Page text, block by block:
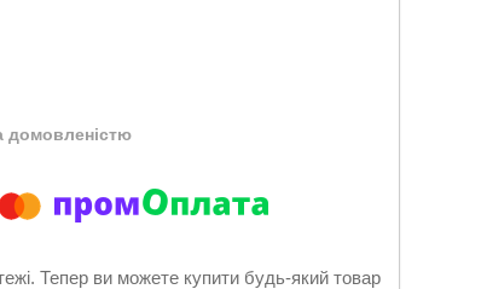
домовленістю
Тепер ви можете купити будь-який товар